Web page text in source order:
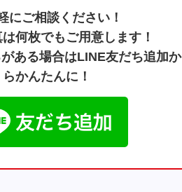
にご相談ください！
何枚でもご用意します！
ある場合はLINE友だち追加か
らかんたんに！